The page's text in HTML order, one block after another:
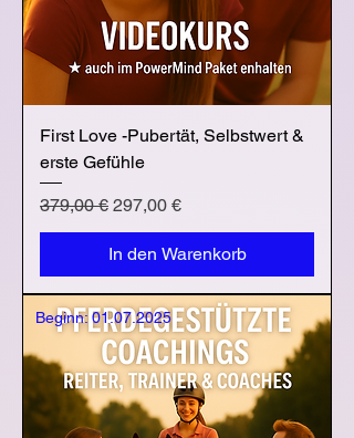
First Love -Pubertät, Selbstwert &
erste Gefühle
Standardpreis
379,00 € Sale-Preis
297,00 €
In den Warenkorb
Beginn: 01.07.2025